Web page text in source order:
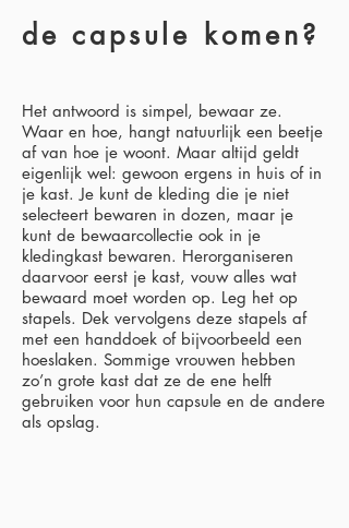
de capsule komen?
Het antwoord is simpel, bewaar ze.
Waar en hoe, hangt natuurlijk een beetje
af van hoe je woont. Maar altijd geldt
eigenlijk wel: gewoon ergens in huis of in
je kast. Je kunt de kleding die je niet
selecteert bewaren in dozen, maar je
kunt de bewaarcollectie ook in je
kledingkast bewaren. Herorganiseren
daarvoor eerst je kast, vouw alles wat
bewaard moet worden op. Leg het op
stapels. Dek vervolgens deze stapels af
met een handdoek of bijvoorbeeld een
hoeslaken. Sommige vrouwen hebben
zo’n grote kast dat ze de ene helft
gebruiken voor hun capsule en de andere
als opslag.